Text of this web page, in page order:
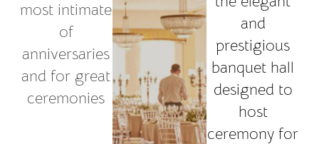
most intimate
of
anniversaries
and for great
ceremonies
and
prestigious
banquet hall
designed to
host
ceremony for